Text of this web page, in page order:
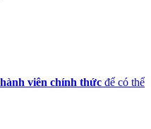
viên chính thức để có thể